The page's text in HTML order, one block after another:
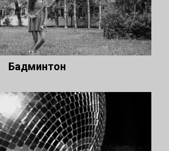
Бадминтон